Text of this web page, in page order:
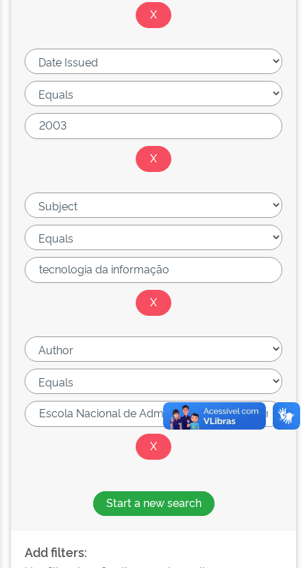
Start a new search
Add filters: